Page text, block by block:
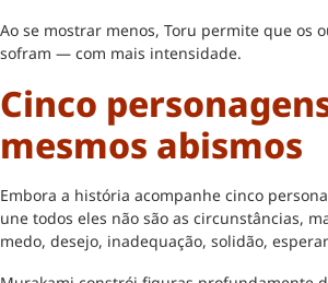
Ao se mostrar menos, Toru permite que os
sofram — com mais intensidade.
Cinco
mesmos abismos
Embora a história acompanhe cinco
une todos eles não são as circunstâncias,
medo, desejo, inadequação, solidão,